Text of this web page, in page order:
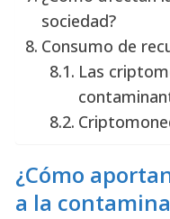
sociedad?
Consumo de
Las
¿Cómo
a la